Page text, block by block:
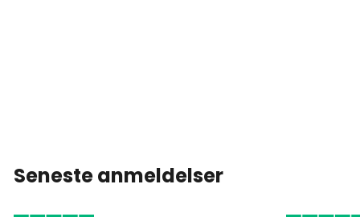
Seneste anmeldelser